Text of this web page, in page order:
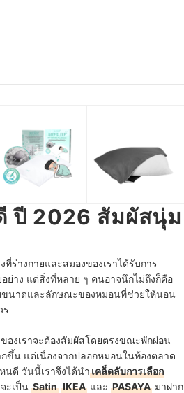
ปี 2026 สัมผัสนุ่ม
ร่างกายและสมองของเราได้รับการ
าง แต่สิ่งที่หลาย ๆ คนอาจนึกไม่ถึงก็คือ
ขนาดและลักษณะของหมอนที่ช่วยให้นอน
ร
องเราจะต้องสัมผัสโดยตรงขณะพักผ่อน
ขึ้น แต่เนื่องจากปลอกหมอนในท้องตลาด
นดี วันนี้เราจึงได้นำเคล็ดลับการเลือก
ะเป็น Satin IKEA และ PASAYA มาฝาก